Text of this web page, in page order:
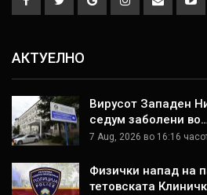
АКТУЕЛНО
Вирусот Западен
седум заболени во…
7 Aug, 2026 во 16:16
Физички напад на
тетовската